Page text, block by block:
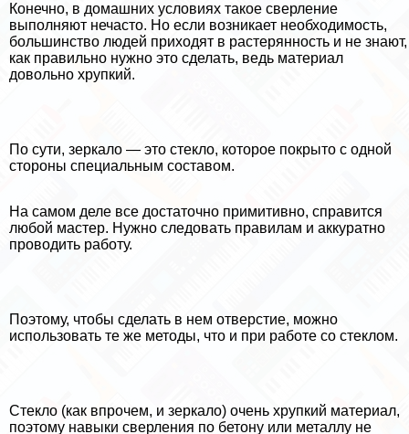
Конечно, в домашних условиях такое сверление
выполняют нечасто. Но если возникает необходимость,
большинство людей приходят в растерянность и не знают,
как правильно нужно это сделать, ведь материал
довольно хрупкий.
По сути, зеркало — это стекло, которое покрыто с одной
стороны специальным составом.
На самом деле все достаточно примитивно, справится
любой мастер. Нужно следовать правилам и аккуратно
проводить работу.
Поэтому, чтобы сделать в нем отверстие, можно
использовать те же методы, что и при работе со стеклом.
Стекло (как впрочем, и зеркало) очень хрупкий материал,
поэтому навыки сверления по бетону или металлу не